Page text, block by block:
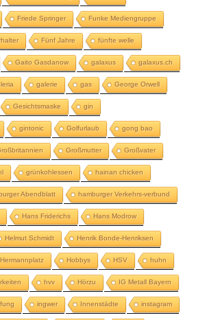
Friede Springer Funke Mediengruppe
Fünf Jahre fünfte welle
Gaito Gasdanow galaxus galaxus.ch
galerie gas George Orwell
Gesichtsmaske gin
gintonic Golfurlaub gong bao
Großmutter Großvater
grünkohlessen hainan chicken
Abendblatt hamburger Verkehrs-verbund
Hans Friderichs Hans Modrow
Helmut Schmidt Henrik Bonde-Henriksen
Hermannplatz Hobbys HSV huhn
hvv Hörzu IG Metall Bayern
ingwer Innenstädte instagram